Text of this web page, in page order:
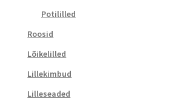
Potililled
Roosid
Lõikelilled
Lillekimbud
Lilleseaded